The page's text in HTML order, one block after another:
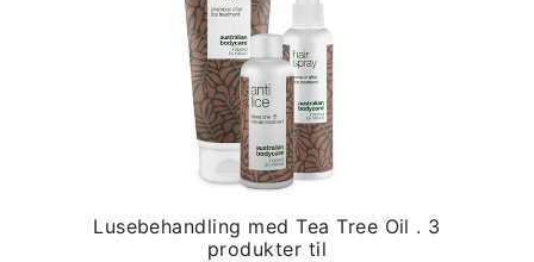
Lusebehandling med Tea Tree Oil . 3
produkter til